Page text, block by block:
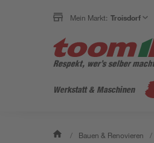
Mein Markt: Troisdorf
Werkstatt & Maschinen
/ Bauen & Renovieren /